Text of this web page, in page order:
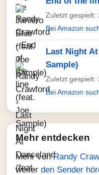
Zuletzt gespielt:
Bei Amazon
Last Night
Sample)
Zuletzt gespielt:
Bei Amazon
Mehr entdecken
Mehr vonRandy
weiter den Sender